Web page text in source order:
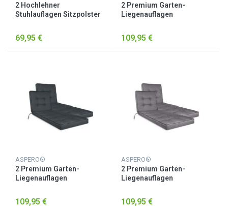
2 Hochlehner
Stuhlauflagen Sitzpolster
69,95 €
2 Premium Garten-
Liegenauflagen
109,95 €
ASPERO®
2 Premium Garten-
Liegenauflagen
109,95 €
ASPERO®
2 Premium Garten-
Liegenauflagen
109,95 €